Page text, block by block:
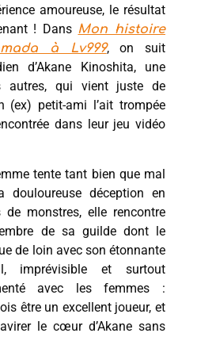
amoureuse, le résultat
! Dans Mon histoire
à Lv999, on suit
d’Akane Kinoshita, une
autres, qui vient juste de
(ex) petit-ami l’ait trompée
dans leur jeu vidéo
tente tant bien que mal
déception en
monstres, elle rencontre
de sa guilde dont le
de loin avec son étonnante
imprévisible et surtout
avec les femmes :
être un excellent joueur, et
le cœur d’Akane sans